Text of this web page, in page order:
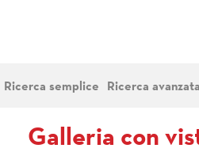
Ricerca semplice Ricerca avanzata
Galleria con